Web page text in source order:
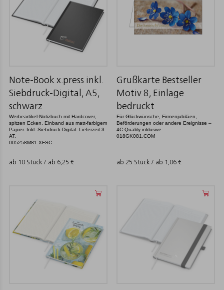
Note-Book x.press inkl.
Siebdruck-Digital, A5,
schwarz
Werbeartikel-Notizbuch mit Hardcover,
spitzen Ecken, Einband aus matt-farbigem
Papier. Inkl. Siebdruck-Digital. Lieferzeit 3
AT.
005258M81.XFSC
ab 10 Stück / ab 6,25 €
Grußkarte Bestseller
Motiv 8, Einlage
bedruckt
Für Glückwünsche, Firmenjubiläen,
Beförderungen oder andere Ereignisse –
4C-Quality inklusive
018GK081.COM
ab 25 Stück / ab 1,06 €